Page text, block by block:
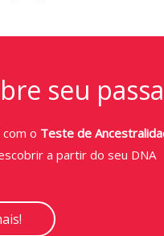
seu
o Teste de
a partir do seu DNA